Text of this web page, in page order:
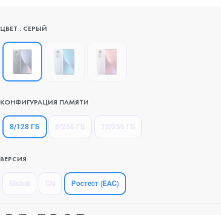
ЦВЕТ : СЕРЫЙ
КОНФИГУРАЦИЯ ПАМЯТИ
8/128 ГБ
ВЕРСИЯ
Ростест (EAC)